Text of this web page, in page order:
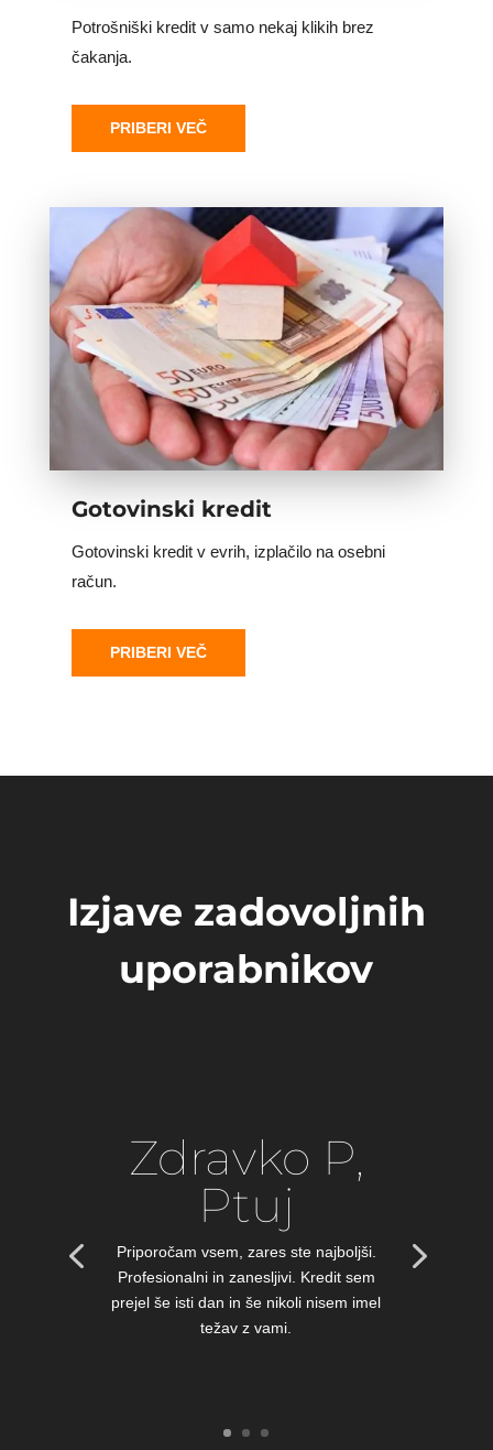
Potrošniški kredit v samo nekaj klikih brez
čakanja.
PRIBERI VEČ
​Gotovinski kredit
Gotovinski kredit v evrih, izplačilo na osebni
račun.
PRIBERI VEČ
Izjave zadovoljnih
uporabnikov
Zdravko P,
Ptuj
Priporočam vsem, zares ste najboljši.
Profesionalni in zanesljivi. Kredit sem
prejel še isti dan in še nikoli nisem imel
težav z vami.